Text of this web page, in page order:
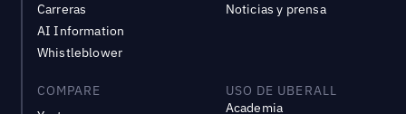
Carreras
AI Information
Whistleblower
Noticias y prensa
COMPARE
USO DE UBERALL
Academia